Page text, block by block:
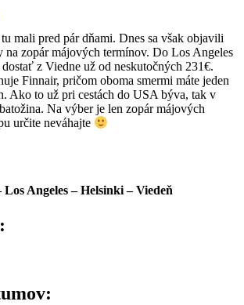
mali pred pár dňami. Dnes sa však objavili
na zopár májových termínov. Do Los Angeles
z Viedne už od neskutočných 231€.
Finnair, pričom oboma smermi máte jeden
Ako to už pri cestách do USA býva, tak v
Na výber je len zopár májových
určite neváhajte
Los Angeles– Helsinki –Viedeň